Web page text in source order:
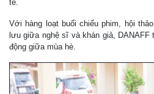
tế.
Với hàng loạt buổi chiếu phim, hội
lưu giữa nghệ sĩ và khán giả, DANAFF
động giữa mùa hè.